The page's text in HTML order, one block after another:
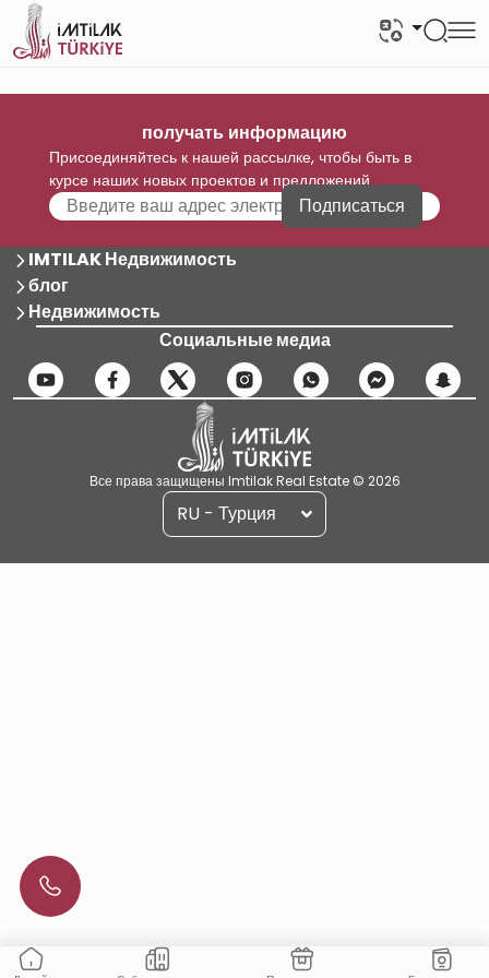
получать информацию
Присоединяйтесь к нашей рассылке, чтобы быть в
курсе наших новых проектов и предложений
Подписаться
IMTILAK Недвижимость
блог
Недвижимость
Социальные медиа
Все права защищены Imtilak Real Estate © 2026
RU - Турция